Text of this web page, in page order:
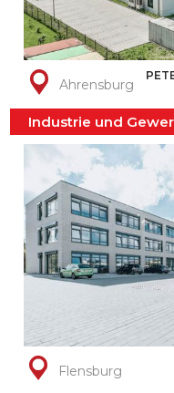
Ahrensburg
Industrie und
Flensburg